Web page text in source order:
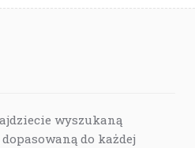
wyszukaną
do każdej